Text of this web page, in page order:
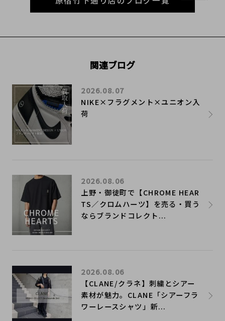
関連ブログ
NIKE×フラグメント×ユニオン入
荷
2026.08.07
上野・御徒町で【CHROME HEAR
TS／クロムハーツ】を売る・買う
ならブランドコレクト...
2026.08.06
【CLANE/クラネ】刺繍とシアー
素材が魅力。CLANE「シアーフラ
ワーレースシャツ」新...
2026.08.06